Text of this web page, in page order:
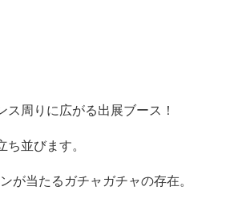
周りに広がる出展ブース！
並びます。
が当たるガチャガチャの存在。